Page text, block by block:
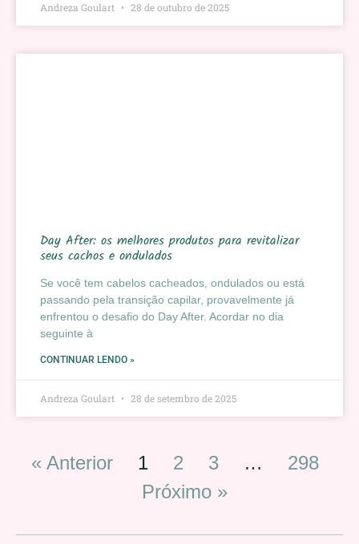
Andreza Goulart 28 de outubro de 2025
Day After: os melhores produtos para revitalizar
seus cachos e ondulados
Se você tem cabelos cacheados, ondulados ou está
passando pela transição capilar, provavelmente já
enfrentou o desafio do Day After. Acordar no dia
seguinte à
CONTINUAR LENDO »
Andreza Goulart 28 de setembro de 2025
« Anterior 1 2 3 …
298
Próximo »